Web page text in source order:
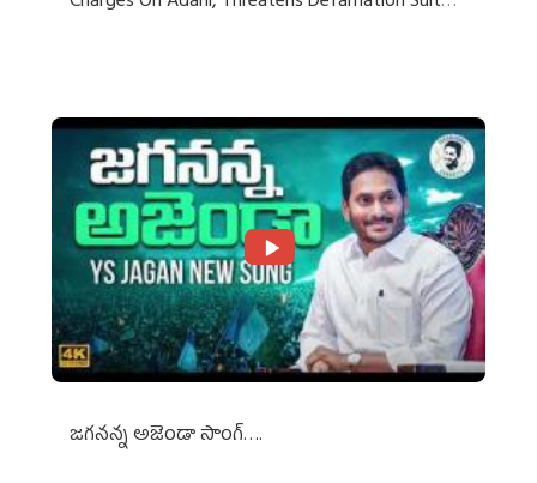
జగనన్న అజెండా సాంగ్….